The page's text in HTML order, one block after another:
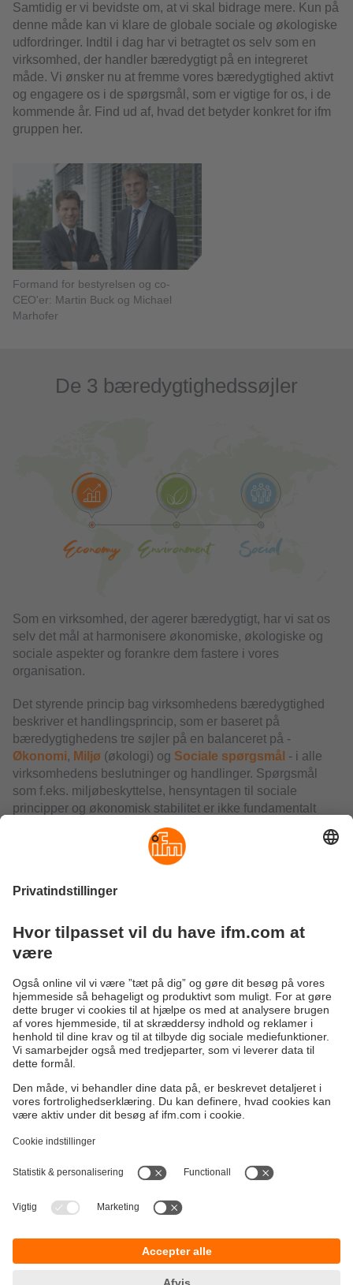
Samtidig er vi bevidste om, at vi skal bidrage mere. Kun på
denne måde kan vi klare de globale sociale og økologiske
udfordringer. Indtil i dag har vi betragtet os selv som en
virksomhed, der handler bæredygtigt på en integreret
måde. Vi ønsker nu at fremme vores bæredygtighed aktivt
og engagere os i de spørgsmål, som er vigtige for os, i de
kommende år. Find ud af, hvad det betyder konkret for ifm
gruppen her.
Formand for bestyrelsen og co-
CEO'er: Martin Buck og Michael
Marhofer
De 3 bæredygtighedssøjler
Som en virksomhed, der agerer bæredygtigt, har vi sat os
selv det mål at harmonisere økonomiske, økologiske og
sociale aspekter og forankre dem fastere i vores
organisation.
Det styrende princip bag virksomhedens bæredygtighed
beskriver et handlingsprincip, som er baseret på
bæredygtighedens tre søjler på en balanceret på -
Økonomi, Miljø (økologi) og Sociale spørgsmål - i alle
virksomhedens beslutninger og handlinger. Spørgsmål
som f.eks. miljøbeskyttelse, hensyntagen til sociale
principper og økonomisk stabilitet er ikke fundamentalt
nye, men de er blevet stadig mere vigtige i de sidste år.
ifm agerer i henhold til princippet om et optimalt økonomisk
engagement i alle tre dimensioner.
"Når vi kigger ind i fremtiden følger vi også vores
Bæredygtighed
Generelle Salgs- og Leveringsbetingelser
Lokationer (EN)
Fødevarestyrelsens smileyrapport
Cookies